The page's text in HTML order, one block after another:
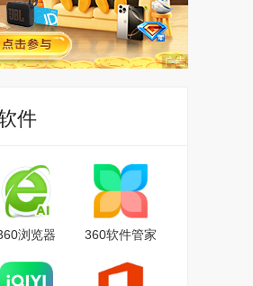
件
浏览器 360软件管家